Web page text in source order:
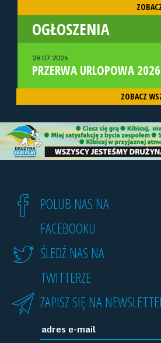
OGŁOSZENIA
28.07.2026
PRZERWA URLOPOWA 2026
ZOBACZ
POLUB NAS NA
FACEBOOKU
ŚLEDŹ NAS NA
TWITTERZE
ZAPISZ SIĘ NA